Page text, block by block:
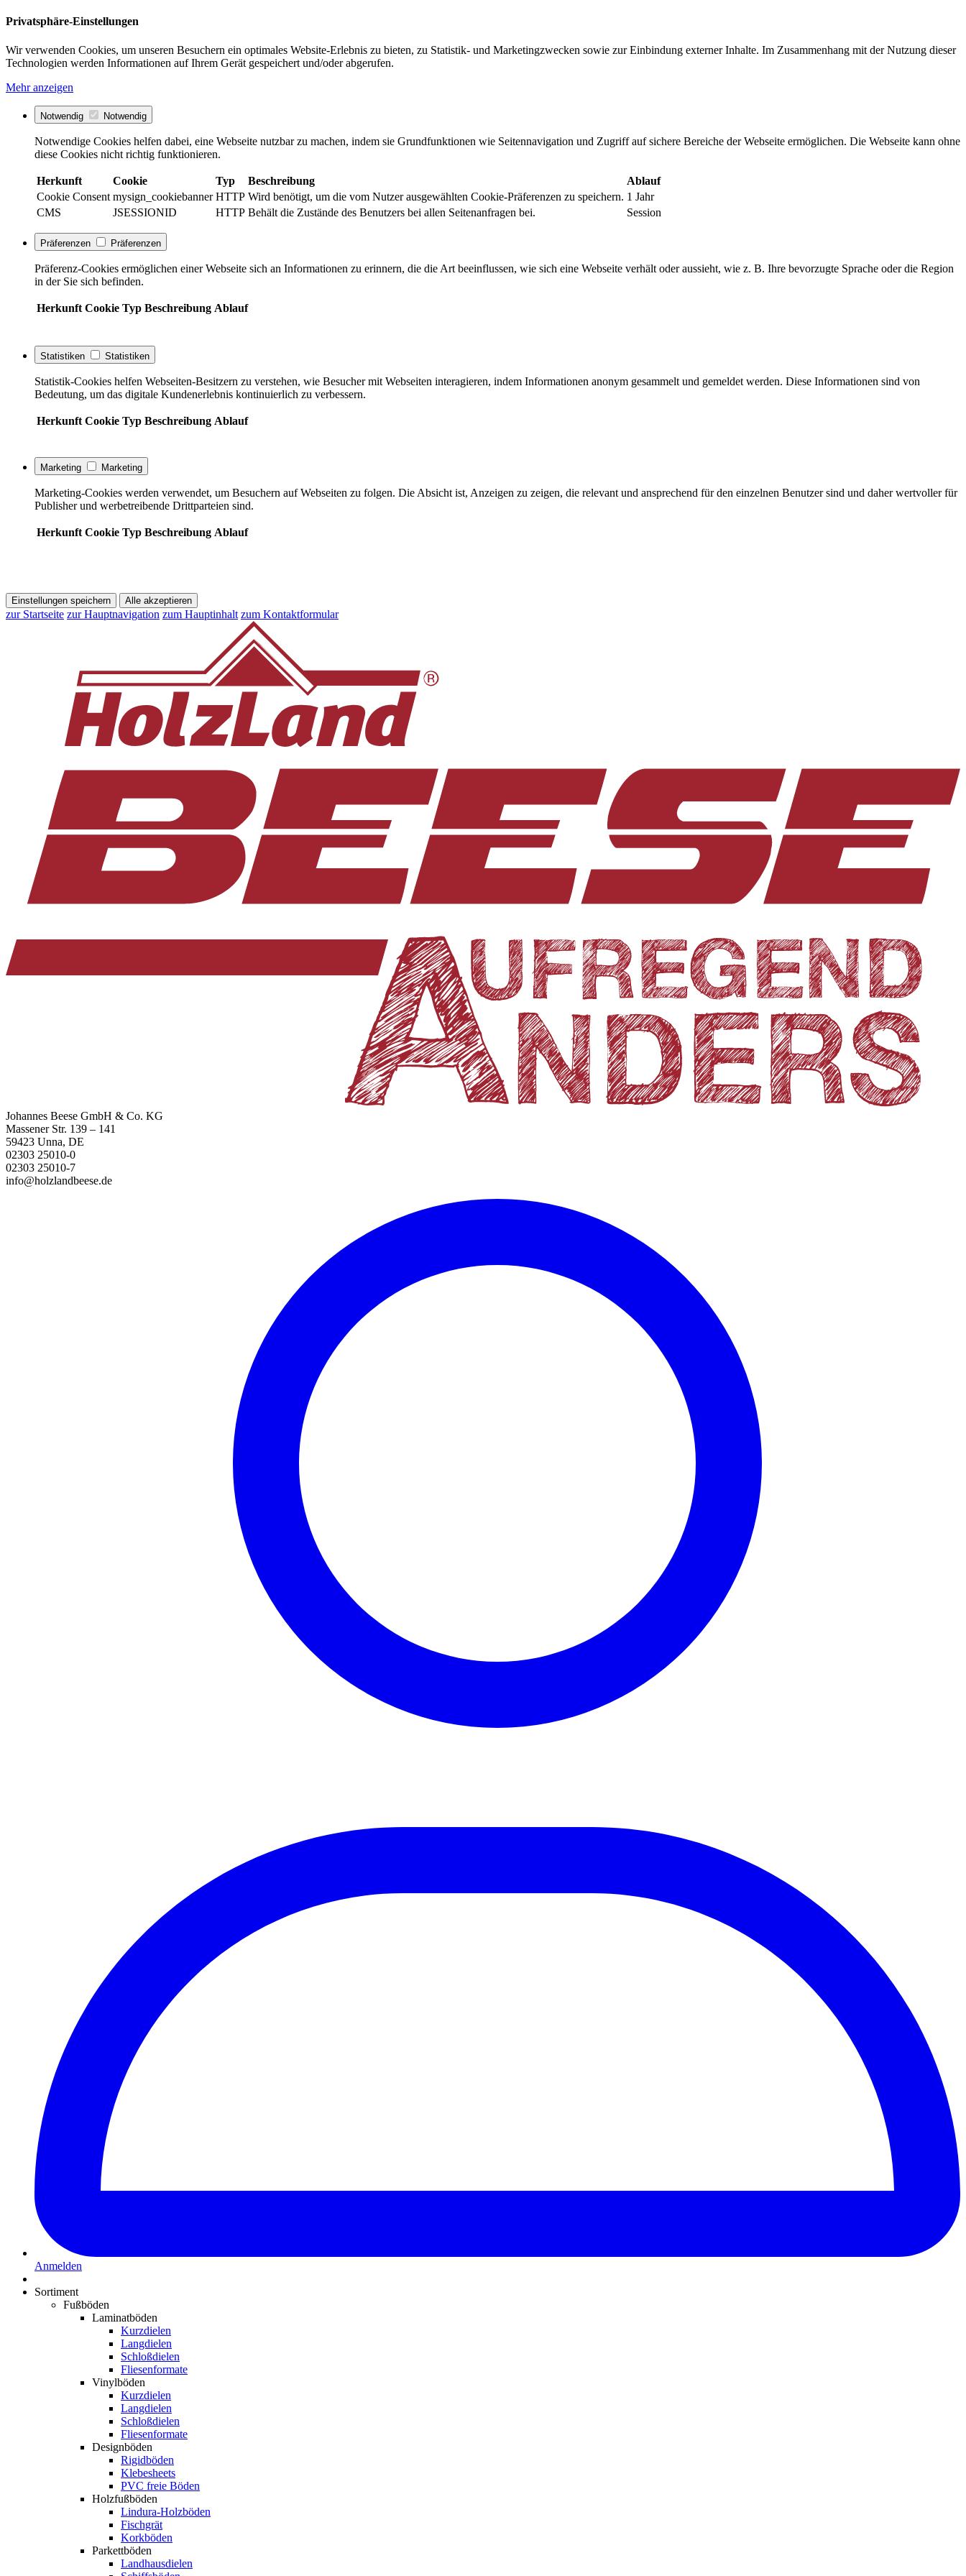
Privatsphäre-Einstellungen
Wir verwenden Cookies, um unseren Besuchern ein optimales Website-Erlebnis zu bieten, zu Statistik- und Marketingzwecken sowie zur Einbindung externer Inhalte. Im Zusammenhang mit der Nutzung dieser
Technologien werden Informationen auf Ihrem Gerät gespeichert und/oder abgerufen.
Mehr anzeigen
Notwendig Notwendig
Notwendige Cookies helfen dabei, eine Webseite nutzbar zu machen, indem sie Grundfunktionen wie Seitennavigation und Zugriff auf sichere Bereiche der Webseite ermöglichen. Die Webseite kann ohne
diese Cookies nicht richtig funktionieren.
Herkunft Cookie Typ Beschreibung
Ablauf
Cookie Consent mysign_cookiebanner HTTP Wird benötigt, um die vom Nutzer ausgewählten Cookie-Präferenzen zu speichern. 1 Jahr
CMS
JSESSIONID HTTP Behält die Zustände des Benutzers bei allen Seitenanfragen bei. Session
Präferenzen Präferenzen
Präferenz-Cookies ermöglichen einer Webseite sich an Informationen zu erinnern, die die Art beeinflussen, wie sich eine Webseite verhält oder aussieht, wie z. B. Ihre bevorzugte Sprache oder die Region
in der Sie sich befinden.
Herkunft Cookie Typ Beschreibung Ablauf
Statistiken Statistiken
Statistik-Cookies helfen Webseiten-Besitzern zu verstehen, wie Besucher mit Webseiten interagieren, indem Informationen anonym gesammelt und gemeldet werden. Diese Informationen sind von
Bedeutung, um das digitale Kundenerlebnis kontinuierlich zu verbessern.
Herkunft Cookie Typ Beschreibung Ablauf
Marketing Marketing
Marketing-Cookies werden verwendet, um Besuchern auf Webseiten zu folgen. Die Absicht ist, Anzeigen zu zeigen, die relevant und ansprechend für den einzelnen Benutzer sind und daher wertvoller für
Publisher und werbetreibende Drittparteien sind.
Herkunft Cookie Typ Beschreibung Ablauf
Einstellungen speichern Alle akzeptieren
zur Startseite zur Hauptnavigation zum Hauptinhalt zum Kontaktformular
Johannes Beese GmbH & Co. KG
Massener Str. 139 – 141
59423 Unna, DE
02303 25010-0
02303 25010-7
info@holzlandbeese.de
Anmelden
Sortiment
Fußböden
Laminatböden
Kurzdielen
Langdielen
Schloßdielen
Fliesenformate
Vinylböden
Kurzdielen
Langdielen
Schloßdielen
Fliesenformate
Designböden
Rigidböden
Klebesheets
PVC freie Böden
Holzfußböden
Lindura-Holzböden
Fischgrät
Korkböden
Parkettböden
Landhausdielen